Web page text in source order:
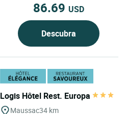
86.69 USD
Descubra
Logis Hôtel Rest. Europa
Maussac34 km